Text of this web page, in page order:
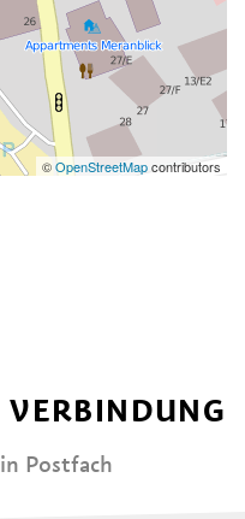
©OpenStreetMapcontributors
Postfach